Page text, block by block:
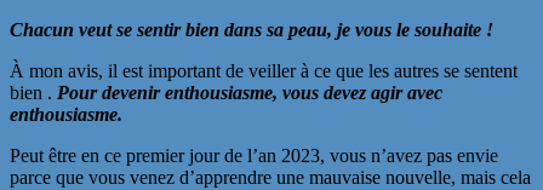
Chacun veut se sentir bien dans sa peau, je vous le souhaite !
À mon avis, il est important de veiller à ce que les autres se sentent
bien . Pour devenir enthousiasme, vous devez agir avec
enthousiasme.
Peut être en ce premier jour de l’an 2023, vous n’avez pas envie
parce que vous venez d’apprendre une mauvaise nouvelle, mais cela